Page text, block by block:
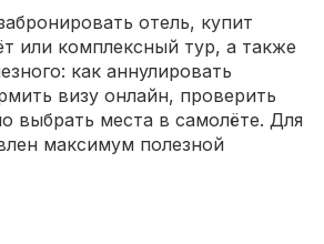
отель, купит
или комплексный тур, а также
как аннулировать
визу онлайн, проверить
выбрать места в самолёте. Для
максимум полезной